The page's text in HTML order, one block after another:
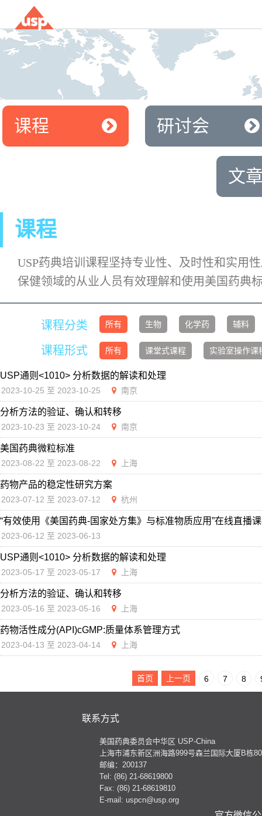
课程 研讨会
文
课程
USP药典培训课程坚持专业性、及时性和实用
保健领域的从业人员有效理解和使用美国药典
课程分类 所有 生物 化学药 辅料
课程形式 所有 课堂式课程 实验室操作课
USP通则<1010> 分析数据的解读和处理
2023-10-25 至 2023-10-25 南京
分析方法的验证、确认和转移
2023-10-23 至 2023-10-24 南京
美国药典微粒标准
2023-08-22 至 2023-08-22 上海
药物产品的稳定性研究方案
2023-07-12 至 2023-07-12 杭州
“有效使用《美国药典-国家处方集》与标准物质应用”在线直播
2023-06-12 至 2023-06-13
USP通则<1010> 分析数据的解读和处理
2023-05-17 至 2023-05-17 上海
分析方法的验证、确认和转移
2023-05-16 至 2023-05-16 上海
药物活性成分(API)cGMP:质量体系管理方式
2023-04-13 至 2023-04-14 上海
首页 上一页 6 7 8
联系方式
美国药典委员会中华区 USP-China
上海市浦东新区洲海路999号森兰国际大厦B栋
邮编：200137
Tel: (86) 21-68619800
Fax: (86) 21-68619810
E-mail: uspcn@usp.org